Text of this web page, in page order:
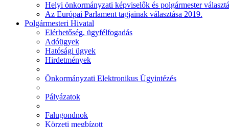
Helyi önkormányzati képviselők és polgármester
Az Európai Parlament tagjainak választása 2019.
Polgármesteri Hivatal
Elérhetőség, ügyfélfogadás
Adóügyek
Hatósági ügyek
Hirdetmények
Önkormányzati Elektronikus Ügyintézés
Pályázatok
Falugondnok
Körzeti megbízott